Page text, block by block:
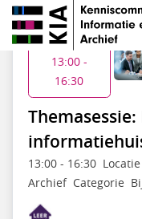
KIA Community
13:00- 16:30 Locatie
Archief Categorie
Wo 3 jun
13:00 -
16:30